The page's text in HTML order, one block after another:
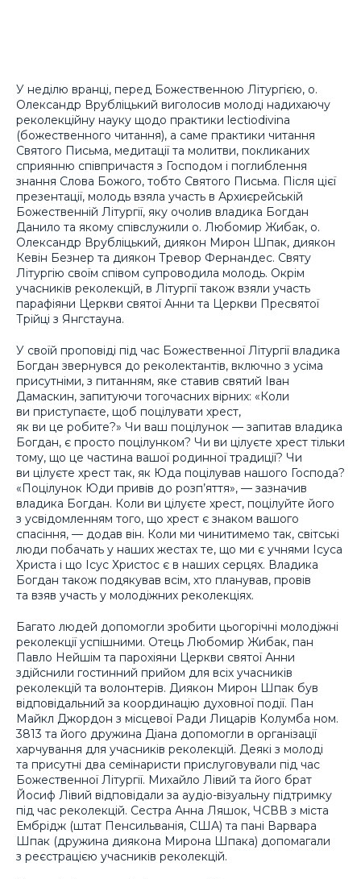
У неділю вранці, перед Божественною Літургією, о.
Олександр Врубліцький виголосив молоді надихаючу
реколекційну науку щодо практики lectiodivina
(божественного читання), а саме практики читання
Святого Письма, медитації та молитви, покликаних
сприянню співпричастя з Господом і поглиблення
знання Слова Божого, тобто Святого Письма. Після цієї
презентації, молодь взяла участь в Архиєрейській
Божественній Літургії, яку очолив владика Богдан
Данило та якому співслужили о. Любомир Жибак, о.
Олександр Врубліцький, диякон Мирон Шпак, диякон
Кевін Безнер та диякон Тревор Фернандес. Святу
Літургію своїм співом супроводила молодь. Окрім
учасників реколекцій, в Літургії також взяли участь
парафіяни Церкви святої Анни та Церкви Пресвятої
Трійці з Янгстауна.
У своїй проповіді під час Божественної Літургії владика
Богдан звернувся до реколектантів, включно з усіма
присутніми, з питанням, яке ставив святий Іван
Дамаскин, запитуючи тогочасних вірних: «Коли
ви приступаєте, щоб поцілувати хрест,
як ви це робите?» Чи ваш поцілунок — запитав владика
Богдан, є просто поцілунком? Чи ви цілуєте хрест тільки
тому, що це частина вашої родинної традиції? Чи
ви цілуєте хрест так, як Юда поцілував нашого Господа?
«Поцілунок Юди привів до розп’яття», — зазначив
владика Богдан. Коли ви цілуєте хрест, поцілуйте його
з усвідомленням того, що хрест є знаком вашого
спасіння, — додав він. Коли ми чинитимемо так, світські
люди побачать у наших жестах те, що ми є учнями Ісуса
Христа і що Ісус Христос є в наших серцях. Владика
Богдан також подякував всім, хто планував, провів
та взяв участь у молодіжних реколекціях.
Багато людей допомогли зробити цьогорічні молодіжні
реколекції успішними. Отець Любомир Жибак, пан
Павло Нейшім та парохіяни Церкви святої Анни
здійснили гостинний прийом для всіх учасників
реколекцій та волонтерів. Диякон Мирон Шпак був
відповідальний за координацію духовної події. Пан
Майкл Джордон з місцевої Ради Лицарів Колумба ном.
3813 та його дружина Діана допомогли в організації
харчування для учасників реколекцій. Деякі з молоді
та присутні два семінаристи прислуговували під час
Божественної Літургії. Михайло Лівий та його брат
Йосиф Лівий відповідали за аудіо-візуальну підтримку
під час реколекцій. Сестра Анна Ляшок, ЧСВВ з міста
Ембрідж (штат Пенсильванія, США) та пані Варвара
Шпак (дружина диякона Мирона Шпака) допомагали
з реєстрацією учасників реколекцій.